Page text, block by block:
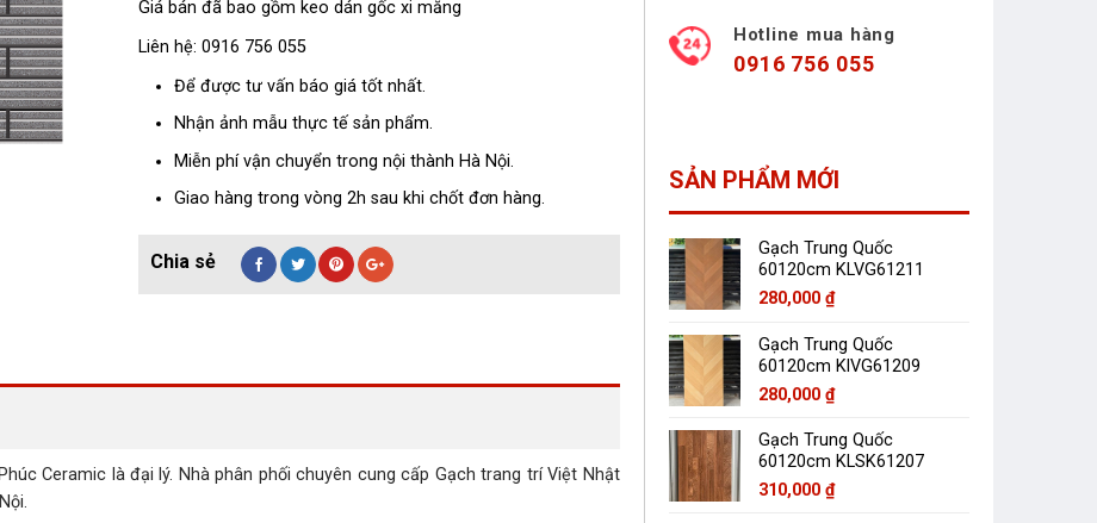
Giá bán đã bao gồm keo dán gốc xi măng
Liên hệ: 0916 756 055
Để được tư vấn báo giá tốt nhất.
Nhận ảnh mẫu thực tế sản phẩm.
Miễn phí vận chuyển trong nội thành Hà Nội.
Giao hàng trong vòng 2h sau khi chốt đơn hàng.
Ceramic là đại lý. Nhà phân phối chuyên cung cấp Gạch trang trí Việt Nhật
Hotline mua hàng
0916 756 055
SẢN PHẨM MỚI
Gạch Trung Quốc
60120cm KLVG61211
280,000 ₫
Gạch Trung Quốc
60120cm KlVG61209
280,000 ₫
Gạch Trung Quốc
60120cm KLSK61207
310,000 ₫